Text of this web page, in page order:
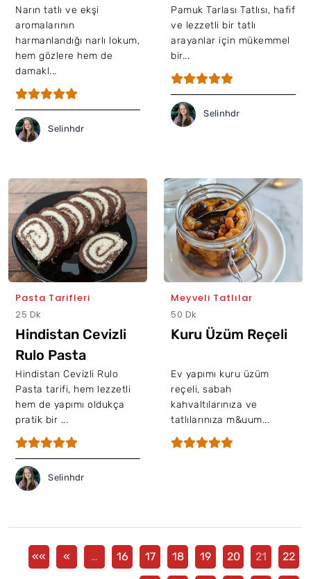
Narın tatlı ve ekşi
aromalarının
harmanlandığı narlı lokum,
hem gözlere hem de
damakl...
Selinhdr
Pamuk Tarlası Tatlısı, hafif
ve lezzetli bir tatlı
arayanlar için mükemmel
bir...
Selinhdr
Pasta Tarifleri
25 Dk
Hindistan Cevizli
Rulo Pasta
Hindistan Cevizli Rulo
Pasta tarifi, hem lezzetli
hem de yapımı oldukça
pratik bir ...
Selinhdr
Meyveli Tatlılar
50 Dk
Kuru Üzüm Reçeli
Ev yapımı kuru üzüm
reçeli, sabah
kahvaltılarınıza ve
tatlılarınıza m&uum...
«« « … 16 17 18 19 20 21 22